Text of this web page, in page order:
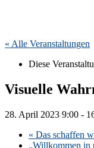
« Alle Veranstaltungen
Diese
Visuelle
28. April 2023 9:00 -
« Das schaffen
„Willkommen in